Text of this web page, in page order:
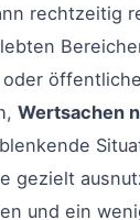
rechtzeitig
Wertsachen
gezielt
und ein